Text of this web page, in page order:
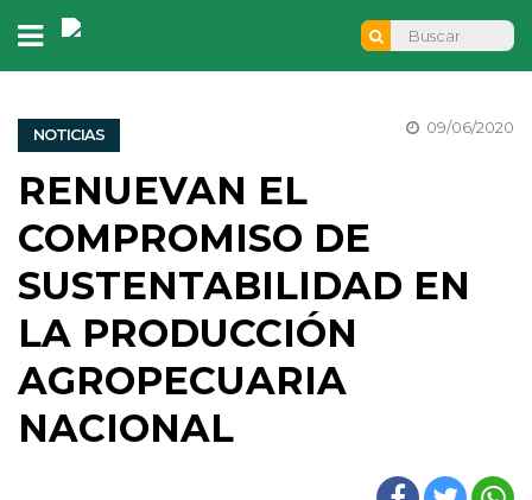
NOTICIAS 09/06/2020
RENUEVAN EL
COMPROMISO DE
SUSTENTABILIDAD EN
LA PRODUCCIÓN
AGROPECUARIA
NACIONAL